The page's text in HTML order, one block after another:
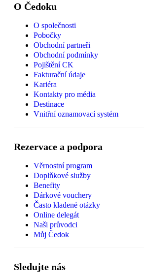
O Čedoku
O společnosti
Pobočky
Obchodní partneři
Obchodní podmínky
Pojištění CK
Fakturační údaje
Kariéra
Kontakty pro média
Destinace
Vnitřní oznamovací systém
Rezervace a podpora
Věrnostní program
Doplňkové služby
Benefity
Dárkové vouchery
Často kladené otázky
Online delegát
Naši průvodci
Můj Čedok
Sledujte nás